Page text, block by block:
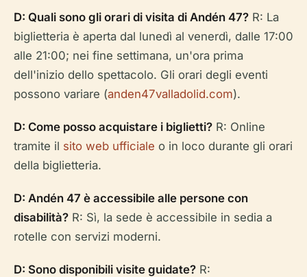
D: Quali sono gli orari di visita di Andén 47? R: La
biglietteria è aperta dal lunedì al venerdì, dalle 17:00
alle 21:00; nei fine settimana, un'ora prima
dell'inizio dello spettacolo. Gli orari degli eventi
possono variare (anden47valladolid.com).
D: Come posso acquistare i biglietti? R: Online
tramite il sito web ufficiale o in loco durante gli orari
della biglietteria.
D: Andén 47 è accessibile alle persone con
disabilità? R: Sì, la sede è accessibile in sedia a
rotelle con servizi moderni.
D: Sono disponibili visite guidate? R: